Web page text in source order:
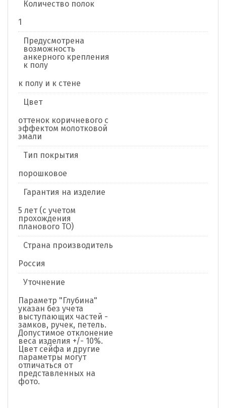
Количество полок
1
Предусмотрена
возможность
анкерного крепления
к полу
к полу и к стене
Цвет
оттенок коричневого с
эффектом молотковой
эмали
Тип покрытия
порошковое
Гарантия на изделие
5 лет (с учетом
прохождения
планового ТО)
Страна производитель
Россия
Уточнение
Параметр "Глубина"
указан без учета
выступающих частей -
замков, ручек, петель.
Допустимое отклонение
веса изделия +/- 10%.
Цвет сейфа и другие
параметры могут
отличаться от
представленных на
фото.